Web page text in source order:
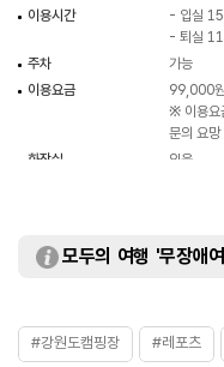
이용시간
- 입실
- 퇴실
주차
가능
이용요금
99,000
※ 이용요
문의 요망
화장실
있음
모두의 여행 '무장애
#강원도캠핑장 #레포츠